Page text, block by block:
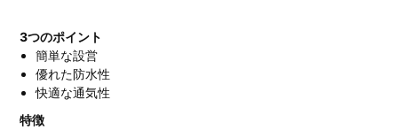
3つのポイント
簡単な設営
優れた防水性
快適な通気性
特徴